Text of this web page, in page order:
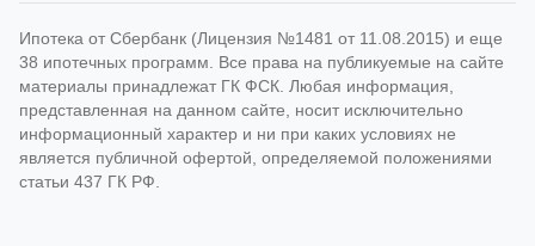
Ипотека от Сбербанк (Лицензия №1481 от 11.08.2015) и еще
38 ипотечных программ. Все права на публикуемые на сайте
материалы принадлежат ГК ФСК. Любая информация,
представленная на данном сайте, носит исключительно
информационный характер и ни при каких условиях не
является публичной офертой, определяемой положениями
статьи 437 ГК РФ.